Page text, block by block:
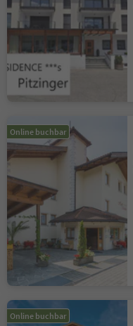
Online buchbar
Online buchbar